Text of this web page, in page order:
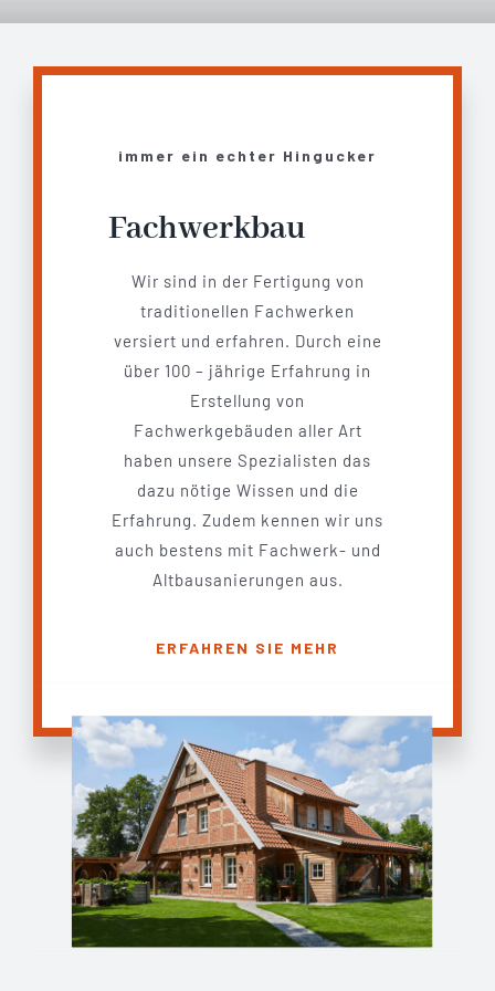
immer ein echter Hingucker
Fachwerkbau
Wir sind in der Fertigung von
traditionellen Fachwerken
versiert und erfahren. Durch eine
über 100 – jährige Erfahrung in
Erstellung von
Fachwerkgebäuden aller Art
haben unsere Spezialisten das
dazu nötige Wissen und die
Erfahrung. Zudem kennen wir uns
auch bestens mit Fachwerk- und
Altbausanierungen aus.
ERFAHREN SIE MEHR